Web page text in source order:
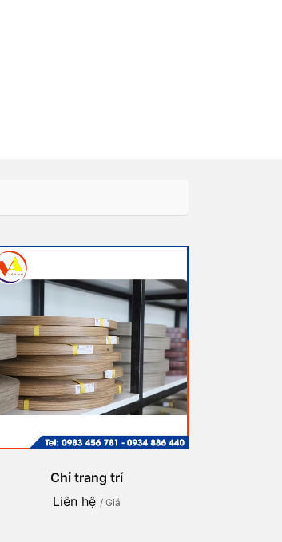
Chỉ trang trí
Liên hệ / Giá